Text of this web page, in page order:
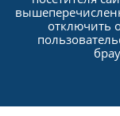
Политика
© 2005–2026 OOO
information (copying,
market» (d/d 22.04.1996
LLC on the web-page of
отключить